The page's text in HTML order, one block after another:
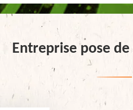
Entreprise pose